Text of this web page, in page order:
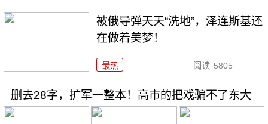
被俄导弹天天“洗地”，泽连斯基还
在做着美梦！
最热 阅读 5805
删去28字，扩军一整本！高市的把戏骗不了东大